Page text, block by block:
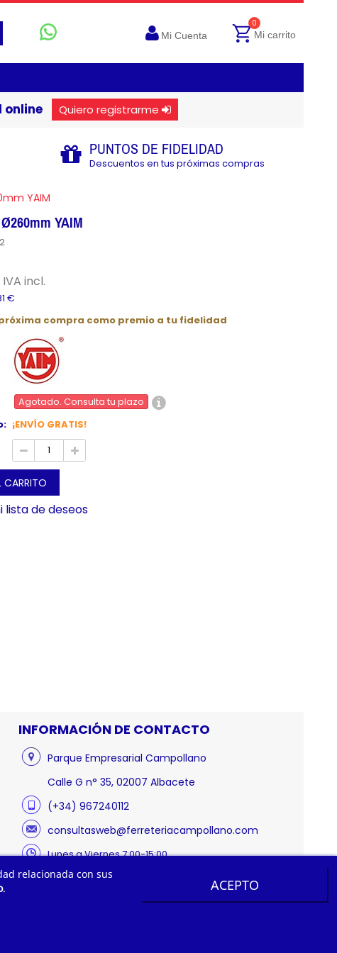
Mi Cuenta
0
Mi carrito
Quiero registrarme
PUNTOS DE FIDELIDAD
Descuentos en tus próximas compras
YAIM
YAIM
IVA incl.
€
compra como premio a tu fidelidad
Agotado. Consulta tu plazo
¡ENVÍO GRATIS!
CARRITO
lista de deseos
INFORMACIÓN DE CONTACTO
Parque Empresarial Campollano
Calle G n° 35, 02007 Albacete
(+34) 967240112
consultasweb@ferreteriacampollano.com
Lunes a Viernes 7:00-15:00
relacionada con sus
. ACEPTO